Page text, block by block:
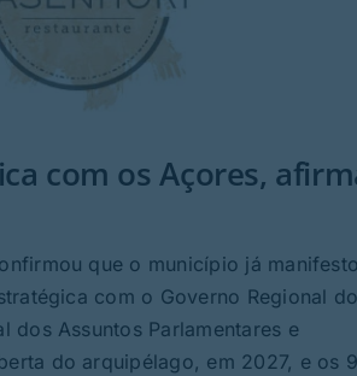
com os Açores,
que o município já
com o Governo Regional
dos Assuntos Parlamentares e
do arquipélago, em 2027, e os